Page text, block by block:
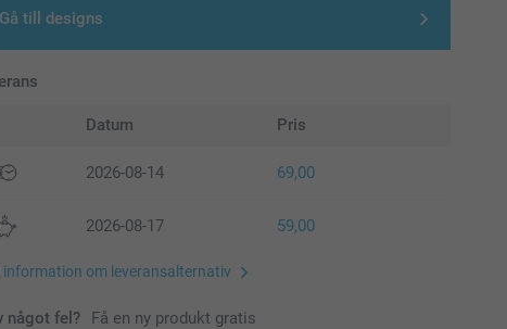
Gå till designs
Datum Pris
2026-08-14 69,00
2026-08-17 59,00
information om leveransalternativ
något fel? Få en ny produkt gratis